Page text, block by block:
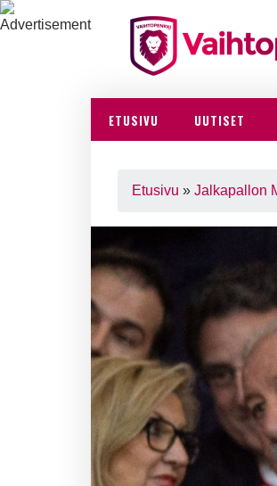
ETUSIVU UUTISET
Etusivu » Jalkapallon